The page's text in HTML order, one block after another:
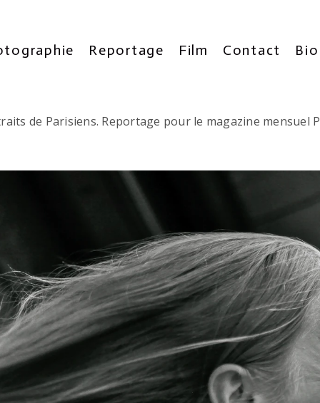
Reportage Film Contact Bio
de Parisiens. Reportage pour le magazine mensuel